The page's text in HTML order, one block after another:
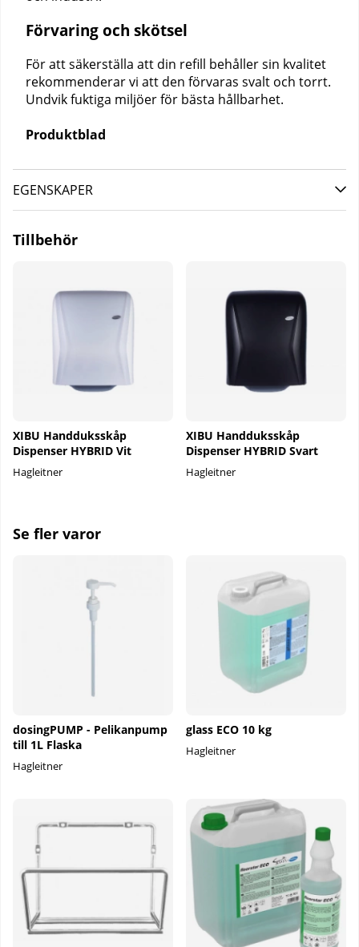
Förvaring och skötsel
För att säkerställa att din refill behåller sin kvalitet
rekommenderar vi att den förvaras svalt och torrt.
Undvik fuktiga miljöer för bästa hållbarhet.
Produktblad
EGENSKAPER
Tillbehör
XIBU Handduksskåp
Dispenser HYBRID Vit
Hagleitner
XIBU Handduksskåp
Dispenser HYBRID Svart
Hagleitner
Se fler varor
dosingPUMP - Pelikanpump
till 1L Flaska
Hagleitner
glass ECO 10 kg
Hagleitner